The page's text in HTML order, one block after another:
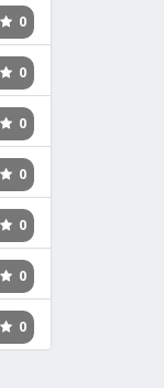
0
0
0
0
0
0
0